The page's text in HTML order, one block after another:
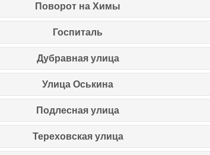
Поворот на Химы
Госпиталь
Дубравная улица
Улица Оськина
Подлесная улица
Тереховская улица